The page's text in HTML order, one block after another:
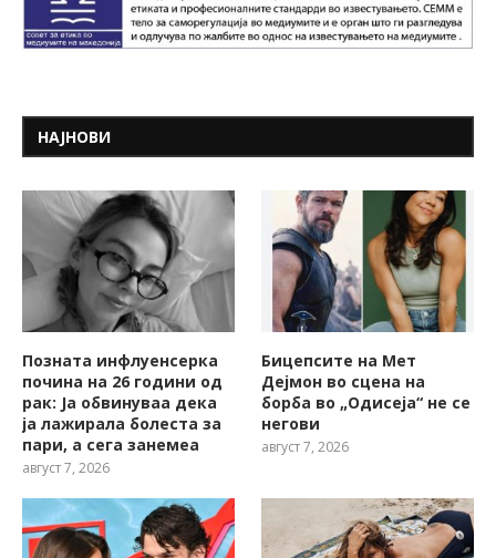
НАЈНОВИ
Позната инфлуенсерка
почина на 26 години од
рак: Ја обвинуваа дека
ја лажирала болеста за
пари, а сега занемеа
август 7, 2026
Бицепсите на Мет
Дејмон во сцена на
борба во „Одисеја“ не се
негови
август 7, 2026